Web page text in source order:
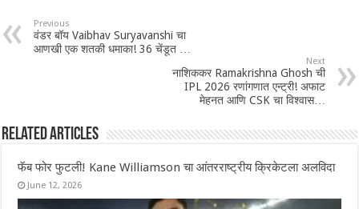
Previous
वंडर बॉय Vaibhav Suryavanshi चा
आणखी एक शतकी धमाका! 36 चेंडूत …
Next
नाशिककर Ramakrishna Ghosh ची
IPL 2026 रणांगणात एन्ट्री! अफाट
मेहनत आणि CSK चा विश्वास…
Related Articles
फॅब फोर फुटली! Kane Williamson चा आंतरराष्ट्रीय क्रिकेटला अलविदा
June 12, 2026